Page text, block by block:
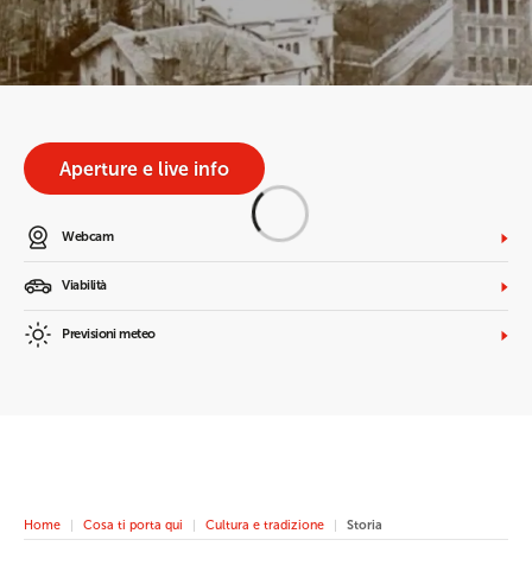
Aperture e live info
Webcam
Viabilità
Previsioni meteo
Home Cosa ti porta qui Cultura e tradizione Storia